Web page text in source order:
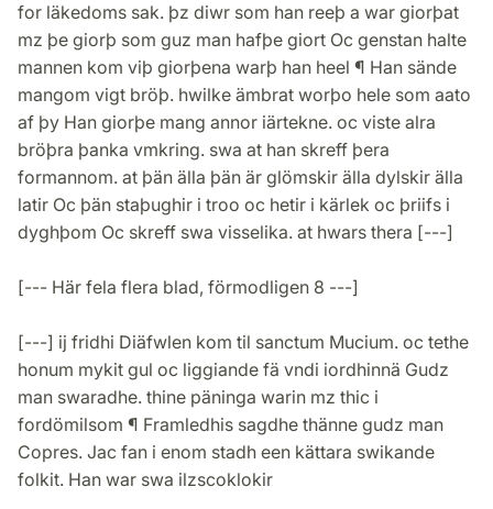
for läkedoms sak. þz diwr som han reeþ a war giorþat
mz þe giorþ som guz man hafþe giort Oc genstan halte
mannen kom viþ giorþena warþ han heel ¶ Han sände
mangom vigt bröþ. hwilke ämbrat worþo hele som aato
af þy Han giorþe mang annor iärtekne. oc viste alra
bröþra þanka vmkring. swa at han skreff þera
formannom. at þän älla þän är glömskir älla dylskir älla
latir Oc þän staþughir i troo oc hetir i kärlek oc þriifs i
dyghþom Oc skreff swa visselika. at hwars thera [---]
[--- Här fela flera blad, förmodligen 8 ---]
[---] ij fridhi Diäfwlen kom til sanctum Mucium. oc tethe
honum mykit gul oc liggiande fä vndi iordhinnä Gudz
man swaradhe. thine päninga warin mz thic i
fordömilsom ¶ Framledhis sagdhe thänne gudz man
Copres. Jac fan i enom stadh een kättara swikande
folkit. Han war swa ilzscoklokir